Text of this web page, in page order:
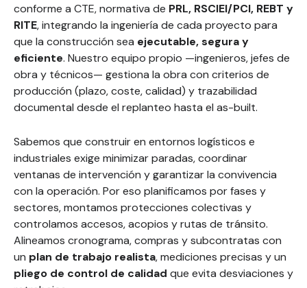
conforme a CTE, normativa de PRL, RSCIEI/PCI, REBT y
RITE, integrando la ingeniería de cada proyecto para
que la construcción sea ejecutable, segura y
eficiente. Nuestro equipo propio —ingenieros, jefes de
obra y técnicos— gestiona la obra con criterios de
producción (plazo, coste, calidad) y trazabilidad
documental desde el replanteo hasta el as-built.
Sabemos que construir en entornos logísticos e
industriales exige minimizar paradas, coordinar
ventanas de intervención y garantizar la convivencia
con la operación. Por eso planificamos por fases y
sectores, montamos protecciones colectivas y
controlamos accesos, acopios y rutas de tránsito.
Alineamos cronograma, compras y subcontratas con
un plan de trabajo realista, mediciones precisas y un
pliego de control de calidad que evita desviaciones y